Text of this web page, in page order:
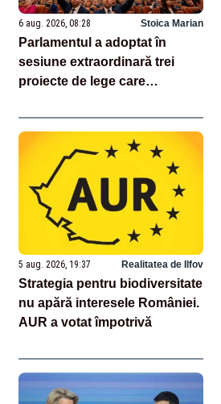
6 aug. 2026, 08:28 Stoica Marian
Parlamentul a adoptat în
sesiune extraordinară trei
proiecte de lege care
5 aug. 2026, 19:37 Realitatea de Ilfov
Strategia pentru biodiversitate
nu apără interesele României.
AUR a votat împotrivă